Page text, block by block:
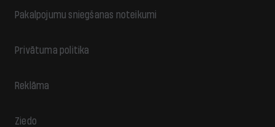
Pakalpojumu sniegšanas noteikumi
Privātuma politika
Reklāma
Ziedo